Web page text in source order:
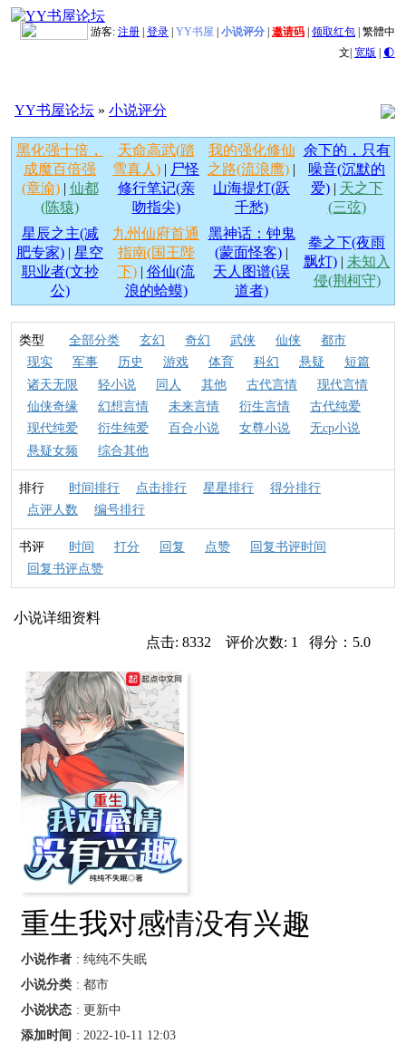
游客: 注册 登录 YY书屋 小说评分 邀请码 领取红包 繁體中
文| 宽版 | 🌓
YY书屋论坛 » 小说评分
黑化强十倍，
成魔百倍强
(章渝)| 仙都
(陈猿)
天命高武(踏
雪真人) | 尸怪
修行笔记(亲
吻指尖)
我的强化修仙
之路(流浪鹰) |
山海提灯(跃
千愁)
余下的，只有
噪音(沉默的
爱)| 天之下
(三弦)
星辰之主(减
肥专家) | 星空
职业者(文抄
公)
九州仙府首通
指南(国王陛
下)| 俗仙(流
浪的蛤蟆)
黑神话：钟鬼
(蒙面怪客) |
天人图谱(误
道者)
拳之下(夜雨
飘灯)| 未知入
侵(荆柯守)
类型 全部分类 玄幻 奇幻 武侠 仙侠
都市
现实
军事 历史 游戏 体育 科幻 悬疑
短篇
诸天无限
轻小说 同人 其他 古代言情
现代言情
仙侠奇缘
幻想言情 未来言情 衍生言情
古代纯爱
现代纯爱
衍生纯爱 百合小说 女尊小说
无cp小说
悬疑女频
综合其他
排行 时间排行 点击排行 星星排行
得分排行
点评人数
编号排行
书评 时间 打分 回复 点赞
回复书评时间
回复书评点赞
小说详细资料
点击: 8332 评价次数: 1 得分：5.0
重生我对感情没有兴趣
小说作者 : 纯纯不失眠
小说分类 : 都市
小说状态 : 更新中
添加时间 : 2022-10-11 12:03